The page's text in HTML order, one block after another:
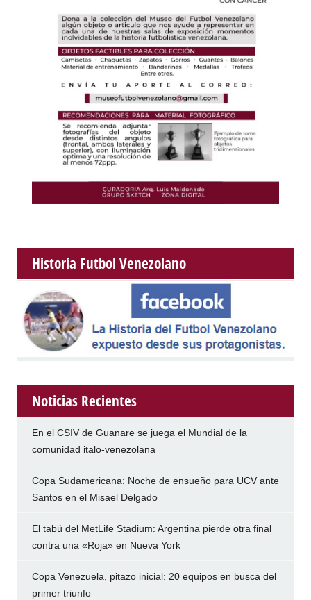
Historia Futbol Venezolano
Noticias Recientes
En el CSIV de Guanare se juega el Mundial de la
comunidad italo-venezolana
Copa Sudamericana: Noche de ensueño para UCV ante
Santos en el Misael Delgado
El tabú del MetLife Stadium: Argentina pierde otra final
contra una «Roja» en Nueva York
Copa Venezuela, pitazo inicial: 20 equipos en busca del
primer triunfo